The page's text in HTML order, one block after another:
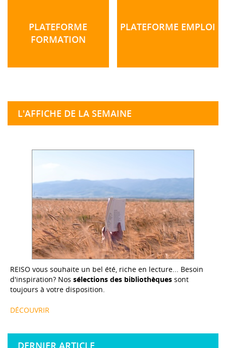
PLATEFORME
FORMATION
PLATEFORME EMPLOI
L'AFFICHE DE LA SEMAINE
REISO vous souhaite un bel été, riche en lecture... Besoin
d'inspiration? Nos sélections des bibliothèques sont
toujours à votre disposition.
DÉCOUVRIR
DERNIER ARTICLE